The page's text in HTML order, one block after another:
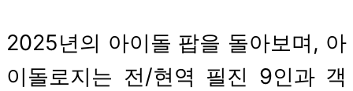
2025년의 아이돌 팝을 돌아보며, 아
이돌로지는 전/현역 필진 9인과 객